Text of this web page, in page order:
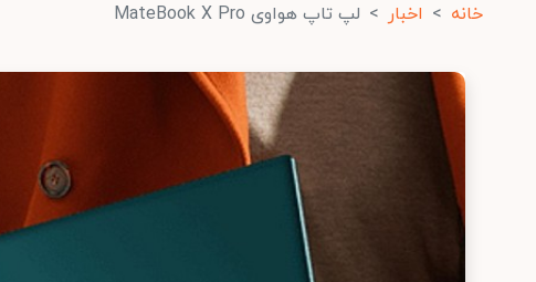
خانه اخبار لپ تاپ هواوی MateBook X Pro